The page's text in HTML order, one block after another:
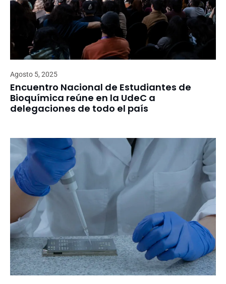
Agosto 5, 2025
Encuentro Nacional de Estudiantes de
Bioquímica reúne en la UdeC a
delegaciones de todo el país